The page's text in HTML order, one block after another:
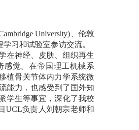
University) 、伦敦
习和试验室参访交流。
在神经、皮肤、组织再生
感觉。在帝国理工机械系
植骨关节体内力学系统微
能力，也感受到了国外知
学生等事宜，深化了我校
UCL负责人刘朝宗老师和